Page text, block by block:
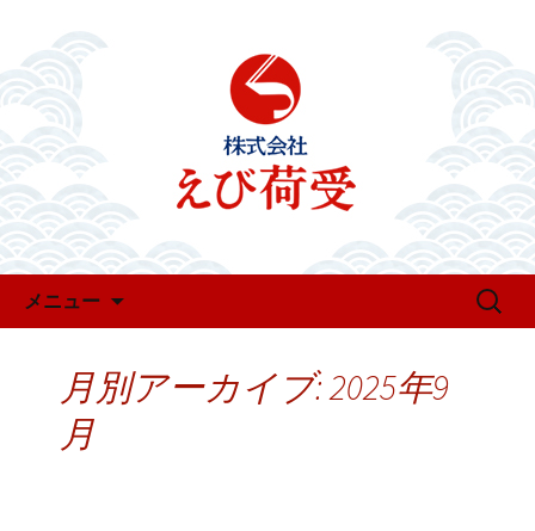
えび荷受のお知らせ
メニュー
検
月別アーカイブ: 2025年9
月